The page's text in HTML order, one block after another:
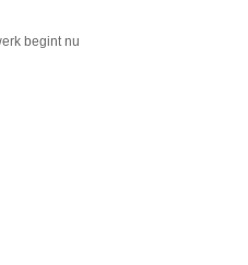
begint nu